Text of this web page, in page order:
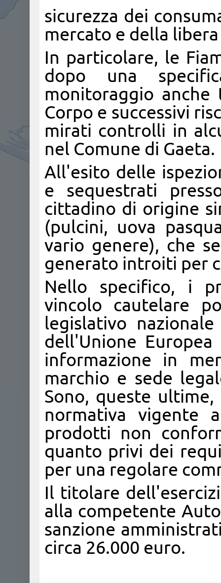
sicurezza dei
mercato e della
In particolare, le
dopo una
monitoraggio
Corpo e successivi
mirati controlli in
nel Comune di Gaeta.
All'esito delle
e sequestrati
cittadino di origine
(pulcini, uova
vario genere), che
generato introiti per
Nello specifico, i
vincolo cautelare
legislativo
dell'Unione
informazione in
marchio e sede
Sono, queste
normativa
prodotti non
quanto privi dei
per una regolare
Il titolare
alla competente
sanzione
circa 26.000 euro.​